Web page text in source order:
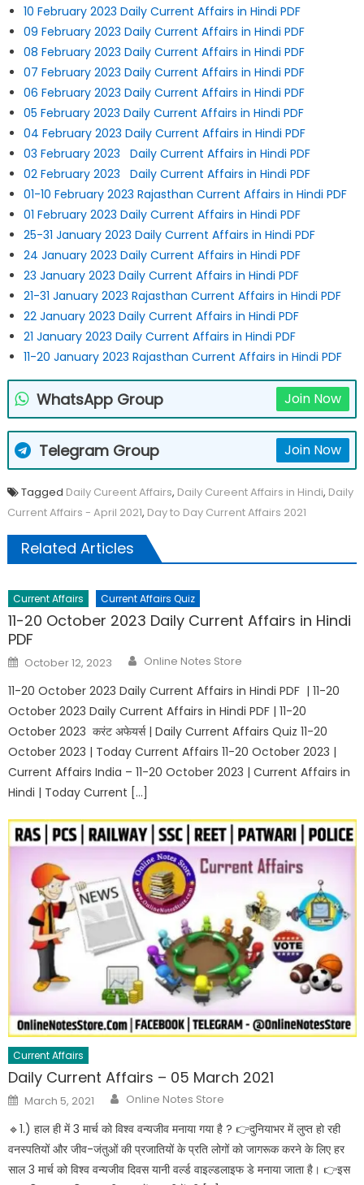
10 February 2023 Daily Current Affairs in Hindi PDF
09 February 2023 Daily Current Affairs in Hindi PDF
08 February 2023 Daily Current Affairs in Hindi PDF
07 February 2023 Daily Current Affairs in Hindi PDF
06 February 2023 Daily Current Affairs in Hindi PDF
05 February 2023 Daily Current Affairs in Hindi PDF
04 February 2023 Daily Current Affairs in Hindi PDF
03 February 2023 Daily Current Affairs in Hindi PDF
02 February 2023 Daily Current Affairs in Hindi PDF
01-10 February 2023 Rajasthan Current Affairs in Hindi PDF
01 February 2023 Daily Current Affairs in Hindi PDF
25-31 January 2023 Daily Current Affairs in Hindi PDF
24 January 2023 Daily Current Affairs in Hindi PDF
23 January 2023 Daily Current Affairs in Hindi PDF
21-31 January 2023 Rajasthan Current Affairs in Hindi PDF
22 January 2023 Daily Current Affairs in Hindi PDF
21 January 2023 Daily Current Affairs in Hindi PDF
11-20 January 2023 Rajasthan Current Affairs in Hindi PDF
WhatsApp Group Join Now
Telegram Group Join Now
Tagged Daily Cureent Affairs, Daily Cureent Affairs in Hindi, Daily
Current Affairs - April 2021, Day to Day Current Affairs 2021
Related Articles
Current Affairs Current Affairs Quiz
11-20 October 2023 Daily Current Affairs in Hindi
PDF
October 12, 2023 Online Notes Store
11-20 October 2023 Daily Current Affairs in Hindi PDF | 11-20
October 2023 Daily Current Affairs in Hindi PDF | 11-20
October 2023 करंट अफेयर्स | Daily Current Affairs Quiz 11-20
October 2023 | Today Current Affairs 11-20 October 2023 |
Current Affairs India – 11-20 October 2023 | Current Affairs in
Hindi | Today Current […]
Current Affairs
Daily Current Affairs – 05 March 2021
March 5, 2021 Online Notes Store
🔹️1.) हाल ही में 3 मार्च को विश्व वन्यजीव मनाया गया है ? 👉दुनियाभर में लुप्त हो रही
वनस्पतियों और जीव-जंतुओं की प्रजातियों के प्रति लोगों को जागरूक करने के लिए हर
साल 3 मार्च को विश्व वन्यजीव दिवस यानी वर्ल्ड वाइल्डलाइफ डे मनाया जाता है। 👉इस